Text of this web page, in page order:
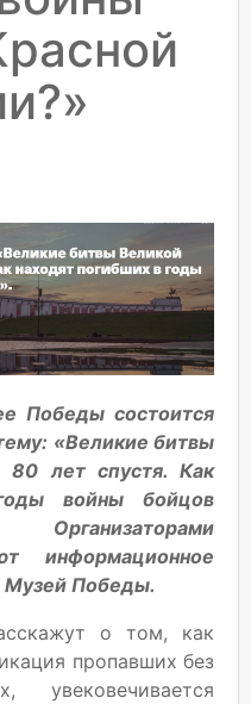
Победы состоится
«Великие битвы
80 лет спустя. Как
войны бойцов
информационное
Музей Победы.
о том, как
пропавших без
увековечивается